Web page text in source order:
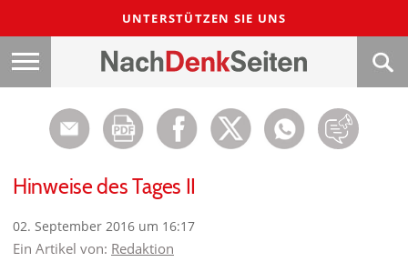
UNTERSTÜTZEN SIE UNS
Hinweise des Tages II
02. September 2016 um 16:17
Ein Artikel von: Redaktion